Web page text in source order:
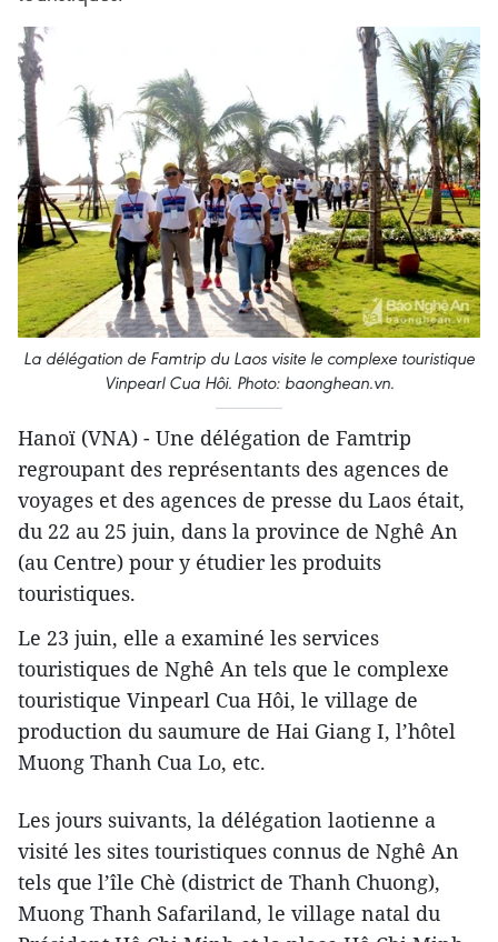
La délégation de Famtrip du Laos visite le complexe touristique
Vinpearl Cua Hôi. Photo: baonghean.vn.
Hanoï (VNA) - Une délégation de Famtrip
regroupant des représentants des agences de
voyages et des agences de presse du Laos ​était,
du 22 au 25 juin, dans la province de Nghê An
(au Centre) pour y étudier les produits
touristiques.
Le 23 juin, elle a examiné les services
touristiques de Nghê An tels que le complexe
touristique Vinpearl Cua Hôi, le village de
production du saumure de Hai Giang I, l’hôtel
Muong Thanh Cua Lo, etc.
Les jours suivants, la délégation laotienne a
visité les sites touristiques connus de Nghê An
tels que l’île Chè (district de Thanh Chuong),
Muong Thanh Safariland, le village natal du